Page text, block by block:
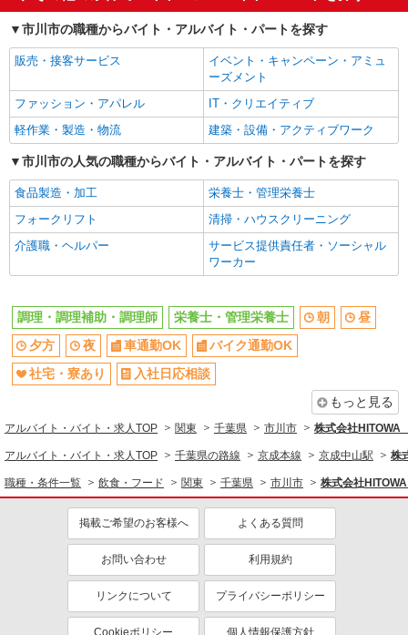
夕方
夜
車通勤OK
バイク通勤OK
社宅・寮あり
入社日応相談
Web面接OK
友達と応募OK
職場見学OKまたは説明会あり
未経験歓迎
経験者・有資格者歓迎
新卒・第二新卒歓迎
女性活躍中
主婦・主夫歓迎
フリーター歓迎
学歴不問
ブランクOK
ミドル（40代～）活躍中
エルダー（50代～）活躍中
シニア（60代～）活躍中
ボーナス・賞与あり
昇給あり
時間固定シフト制
時間や曜日が選べる・シフト自由
禁煙・分煙
交通費支給
社会保険あり
家賃補助・住宅手当有
まかない・食事補助
産休・育休取得実績あり
各種手当（家族・役職・インセン
ティブなど）あり
社割・特典あり
制服貸与
研修制度あり
社員登用あり
同じ職種から求人を探す
飲食・フード
調理・調理補助・調理師
栄養士・管理栄養士
同じ特徴から求人を探す
社宅・寮あり
市川市の職種からバイト・アルバイト・パートを探す
販売・接客サービス
イベント・キャンペーン・アミュ
ーズメント
ファッション・アパレル
IT・クリエイティブ
軽作業・製造・物流
建築・設備・アクティブワーク
市川市の人気の職種からバイト・アルバイト・パートを探す
食品製造・加工
栄養士・管理栄養士
フォークリフト
清掃・ハウスクリーニング
介護職・ヘルパー
サービス提供責任者・ソーシャル
ワーカー
調理・調理補助・調理師 栄養士・管理栄養士 朝
昼
夕方
夜 車通勤OK
バイク通勤OK
社宅・寮あり
入社日応相談
もっと見る
アルバイト・バイト・求人TOP 関東 千葉県 市川市 株式会社HITOWA
アルバイト・バイト・求人TOP 千葉県の路線 京成本線 京成中山駅 株
職種・条件一覧 飲食・フード 関東 千葉県 市川市 株式会社
掲載ご希望のお客様へ よくある質問
お問い合わせ 利用規約
リンクについて プライバシーポリシー
Cookieポリシー 個人情報保護方針